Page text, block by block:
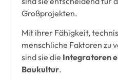
Großprojekten.
Mit ihrer Fähigkeit,
menschliche Faktoren zu
sind sie die Integratoren
Baukultur.